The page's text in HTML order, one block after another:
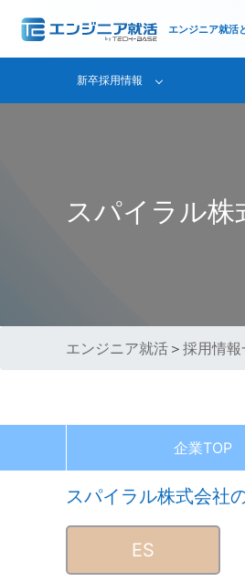
エンジニア就活
新卒採用情報
スパイラル
エンジニア就活 ＞ 採用情報
企業TOP
スパイラル株式会社
ES